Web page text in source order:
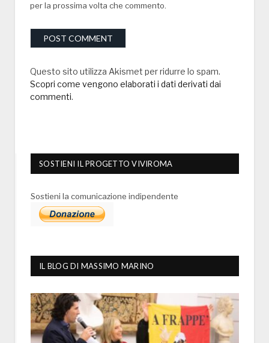
per la prossima volta che commento.
Questo sito utilizza Akismet per ridurre lo spam.
Scopri come vengono elaborati i dati derivati dai
commenti.
SOSTIENI IL PROGETTO VIVIROMA
Sostieni la comunicazione indipendente
IL BLOG DI MASSIMO MARINO